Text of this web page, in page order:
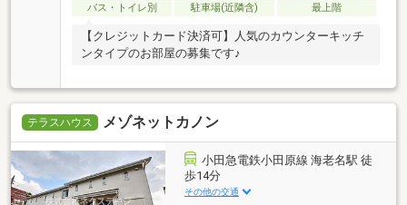
バス・トイレ別
駐車場(近隣含) 最上階
【クレジットカード決済可】人気のカウンターキッチ
ンタイプのお部屋の募集です♪
テラスハウス メゾネットカノン
小田急電鉄小田原線 海老名駅 徒
歩14分
その他の交通